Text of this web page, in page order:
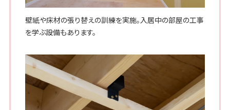
壁紙や床材の張り替えの訓練を実施。入居中の部屋の工事
を学ぶ設備もあります。